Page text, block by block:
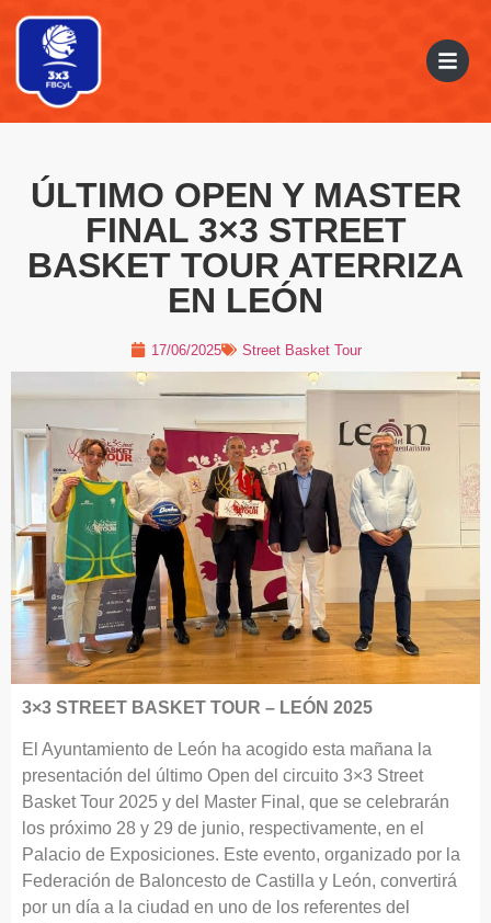
ÚLTIMO OPEN Y MASTER
FINAL 3×3 STREET
BASKET TOUR ATERRIZA
EN LEÓN
17/06/2025 Street Basket Tour
3×3 STREET BASKET TOUR – LEÓN 2025
El Ayuntamiento de León ha acogido esta mañana la
presentación del último Open del circuito 3×3 Street
Basket Tour 2025 y del Master Final, que se celebrarán
los próximo 28 y 29 de junio, respectivamente, en el
Palacio de Exposiciones. Este evento, organizado por la
Federación de Baloncesto de Castilla y León, convertirá
por un día a la ciudad en uno de los referentes del